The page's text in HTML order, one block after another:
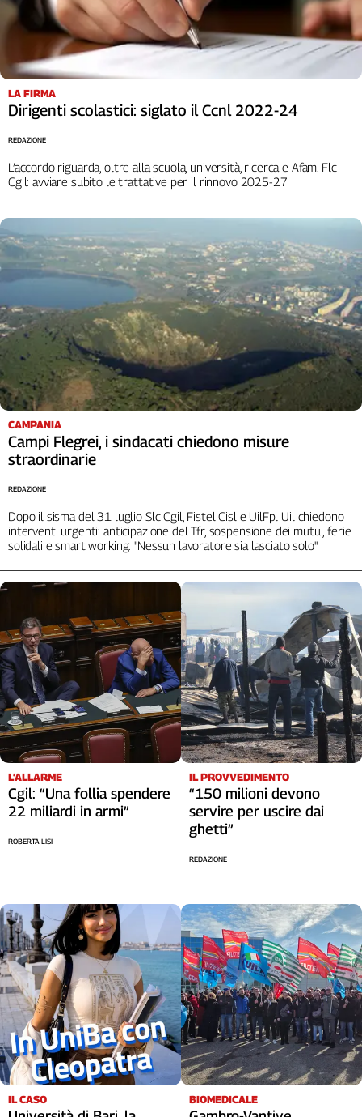
LA FIRMA
Dirigenti scolastici: siglato il Ccnl 2022-24
L’accordo riguarda, oltre alla scuola, università, ricerca e Afam. Flc
Cgil: avviare subito le trattative per il rinnovo 2025-27
REDAZIONE
CAMPANIA
Campi Flegrei, i sindacati chiedono misure
straordinarie
Dopo il sisma del 31 luglio Slc Cgil, Fistel Cisl e UilFpl Uil chiedono
interventi urgenti: anticipazione del Tfr, sospensione dei mutui, ferie
solidali e smart working: "Nessun lavoratore sia lasciato solo"
REDAZIONE
L’ALLARME
Cgil: “Una follia spendere
22 miliardi in armi”
ROBERTA LISI
IL PROVVEDIMENTO
“150 milioni devono
servire per uscire dai
ghetti”
REDAZIONE
IL CASO BIOMEDICALE